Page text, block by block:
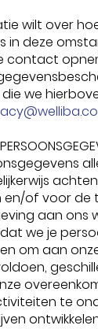
wilt over
in deze
contact
we
en/of voor de
aan ons
we je
om aan
te